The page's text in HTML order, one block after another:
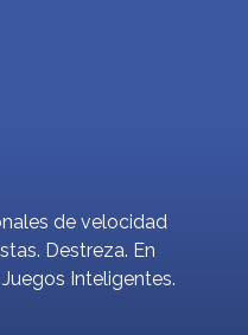
de velocidad
Destreza. En
Inteligentes.